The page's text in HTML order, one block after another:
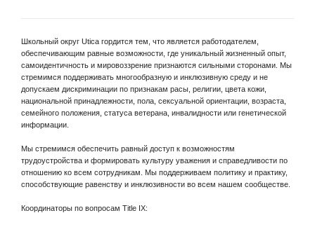
Школьный округ Utica гордится тем, что является работодателем,
обеспечивающим равные возможности, где уникальный жизненный опыт,
самоидентичность и мировоззрение признаются сильными сторонами. Мы
стремимся поддерживать многообразную и инклюзивную среду и не
допускаем дискриминации по признакам расы, религии, цвета кожи,
национальной принадлежности, пола, сексуальной ориентации, возраста,
семейного положения, статуса ветерана, инвалидности или генетической
информации.
Мы стремимся обеспечить равный доступ к возможностям
трудоустройства и формировать культуру уважения и справедливости по
отношению ко всем сотрудникам. Мы поддерживаем политику и практику,
способствующие равенству и инклюзивности во всем нашем сообществе.
Координаторы по вопросам Title IX: